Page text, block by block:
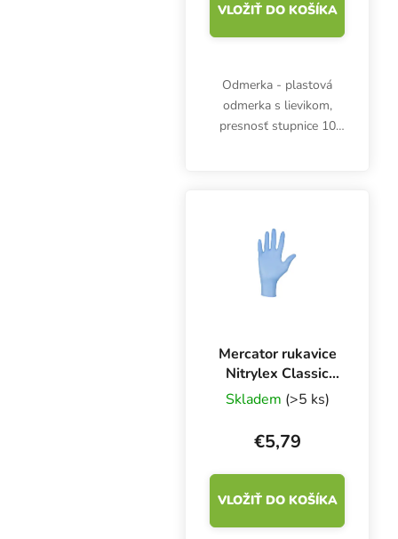
VLOŽIŤ DO KOŠÍKA
Odmerka - plastová
odmerka s lievikom,
presnosť stupnice 10
Mercator rukavice
Nitrylex Classic
BLUE L, 100 ks
Skladem (>5 ks)
€5,79
VLOŽIŤ DO KOŠÍKA